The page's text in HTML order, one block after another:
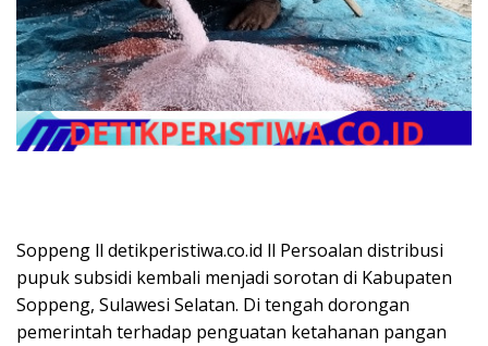
Soppeng ll detikperistiwa.co.id ll Persoalan distribusi
pupuk subsidi kembali menjadi sorotan di Kabupaten
Soppeng, Sulawesi Selatan. Di tengah dorongan
pemerintah terhadap penguatan ketahanan pangan